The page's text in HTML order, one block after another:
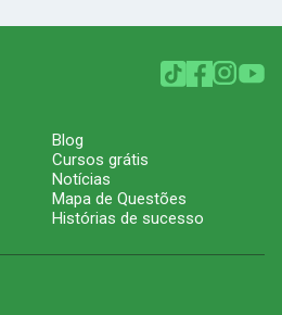
Blog
Cursos grátis
Notícias
Mapa de Questões
Histórias de sucesso